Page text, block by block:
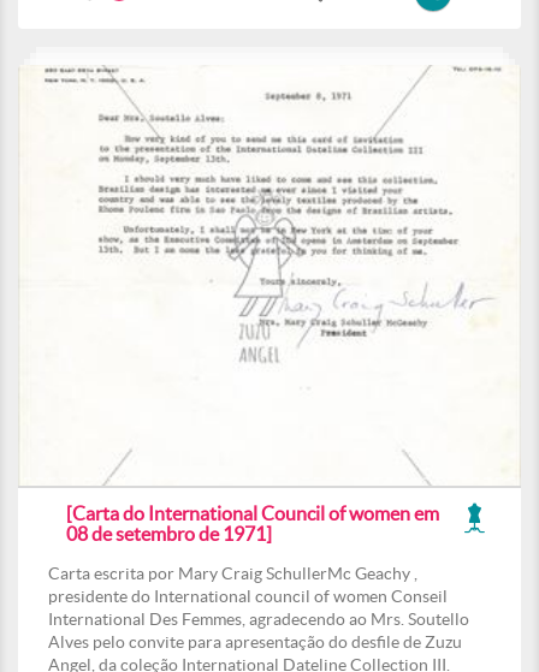
[Carta do International Council of women em
08 de setembro de 1971]
Carta escrita por Mary Craig SchullerMc Geachy ,
presidente do International council of women Conseil
International Des Femmes, agradecendo ao Mrs. Soutello
Alves pelo convite para apresentação do desfile de Zuzu
Angel, da coleção International Dateline Collection III.